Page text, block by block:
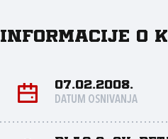
Informacije o
07.02.2008.
DATUM OSNIVANJA